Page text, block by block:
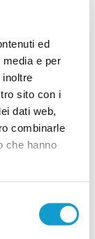
ed
e per
sito con i
dati web,
combinarle
che hanno